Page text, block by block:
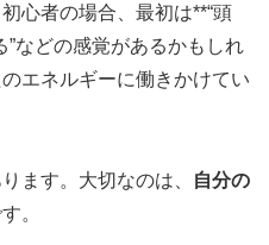
心者の場合、最初は**“頭
”などの感覚があるかもしれ
エネルギーに働きかけてい
ます。大切なのは、
自分の
。